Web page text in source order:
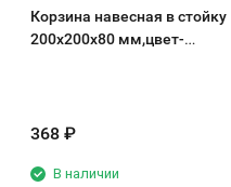
Корзина навесная в стойку
200х200х80 мм,цвет-
368 ₽
В наличии